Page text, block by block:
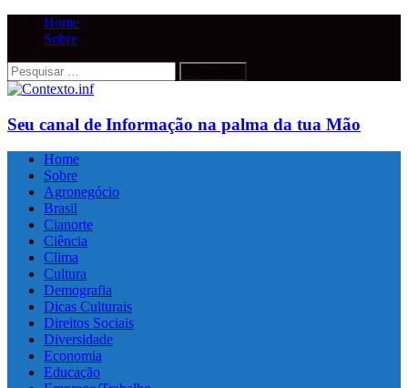
Home
Sobre
Pesquisar
por:
Seu canal de Informação na palma da tua Mão
Home
Sobre
Agronegócio
Brasil
Cianorte
Ciência
Clima
Cultura
Demografia
Dicas Culturais
Direitos Sociais
Diversidade
Economia
Educação